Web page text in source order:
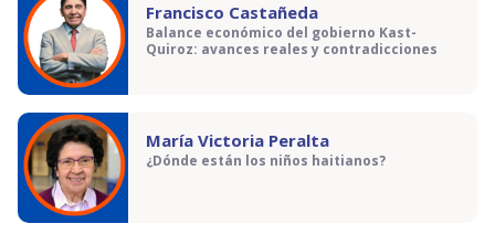
Francisco Castañeda
Balance económico del gobierno Kast-
Quiroz: avances reales y contradicciones
María Victoria Peralta
¿Dónde están los niños haitianos?